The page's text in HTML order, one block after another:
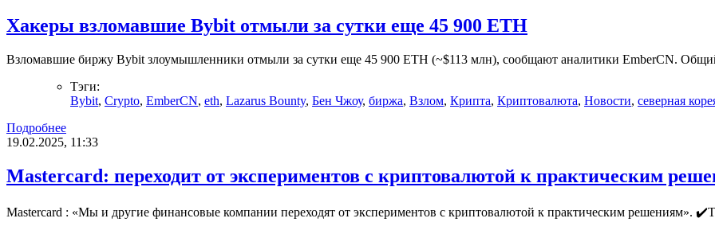
Хакеры взломавшие Bybit отмыли за сутки еще 45 900 ETH
Взломавшие биржу Bybit злоумышленники отмыли за сутки еще 45 900 ETH (~$113 млн), сообщают аналитики EmberCN.
Тэги:
Bybit, Crypto, EmberCN, eth, Lazarus Bounty, Бен Чжоу, биржа, Взлом, Крипта, Криптовалюта, Новости, северная
Подробнее
19.02.2025, 11:33
Mastercard: переходит от экспериментов с криптовалютой к практическим
Mastercard : «Мы и другие финансовые компании переходят от экспериментов с криптовалютой к практическим решениям».